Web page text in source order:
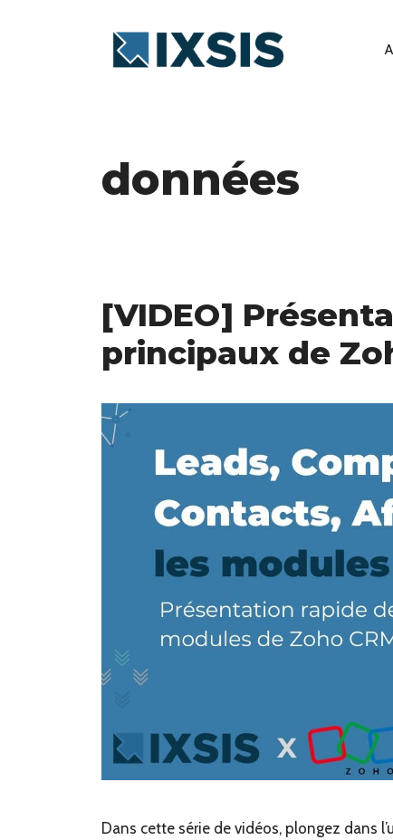
données
[VIDEO]
principaux de
Dans cette série de vidéos, plongez dans